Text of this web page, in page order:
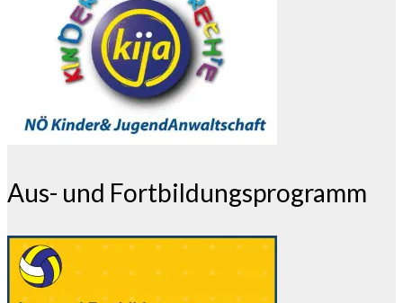
Aus- und Fortbildungsprogramm